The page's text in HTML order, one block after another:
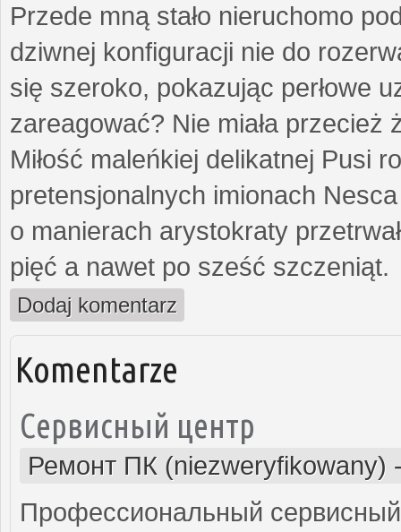
Przede mną stało nieruchomo
dziwnej konfiguracji nie do
się szeroko, pokazując perłowe
zareagować? Nie miała przecież
Miłość maleńkiej delikatnej Pusi
pretensjonalnych imionach
o manierach arystokraty
pięć a nawet po sześć szczeniąt.
Dodaj komentarz
Komentarze
Сервисный центр
Ремонт ПК (niezweryfikowany)
Профессиональный